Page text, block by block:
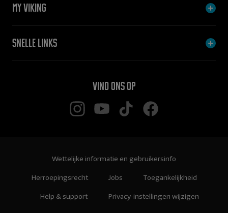
My Viking
Snelle links
Vind ons op
Wettelijke informatie en gebruikersinfo
Herroepingsrecht Jobs Toegankelijkheid
Help & support Privacy-instellingen wijzigen